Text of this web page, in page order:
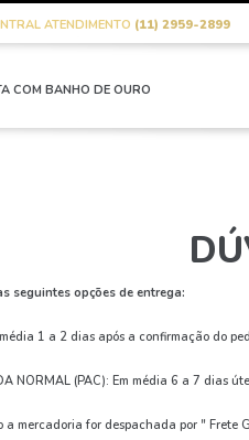
ATENDIMENTO (11) 2959-2899
COM BANHO DE OURO
seguintes opções de entrega:
média 1 a 2 dias após a confirmação do
NORMAL (PAC): Em média 6 a 7 dias
a mercadoria for despachada por " Frete